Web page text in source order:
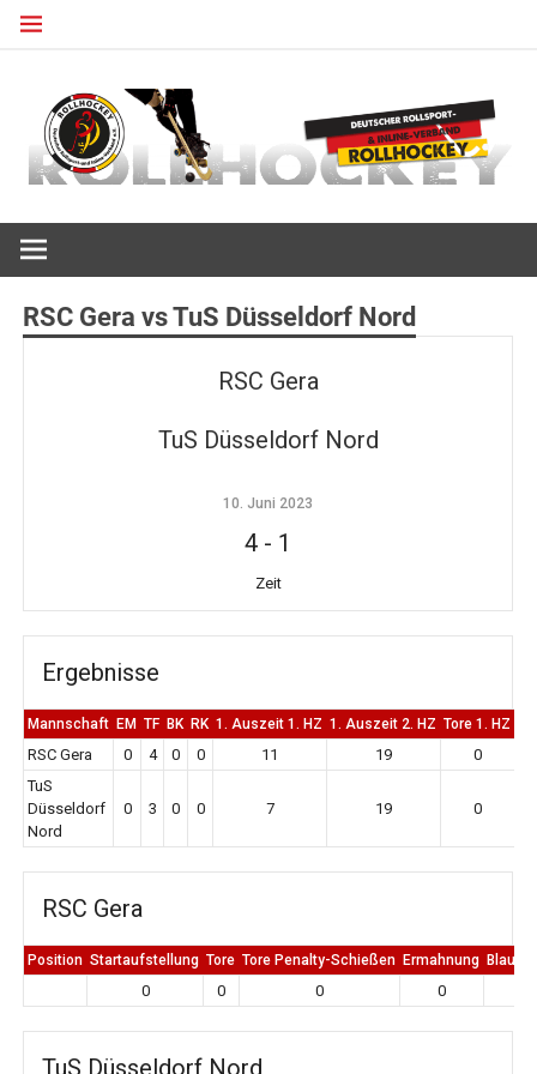
Zum
RSC Gera vs TuS Düsseldorf Nord
RSC Gera
TuS Düsseldorf Nord
10. Juni 2023
4 - 1
Zeit
Ergebnisse
Mannschaft EM TF BK RK 1. Auszeit 1. HZ 1. Auszeit 2. HZ Tore 1. HZ
RSC Gera 0 4 0 0 11 19
0
TuS
Düsseldorf
Nord
0 3 0 0 7 19 0
RSC Gera
Position Startaufstellung Tore Tore Penalty-Schießen Ermahnung Blaue
0 0 0 0
TuS Düsseldorf Nord